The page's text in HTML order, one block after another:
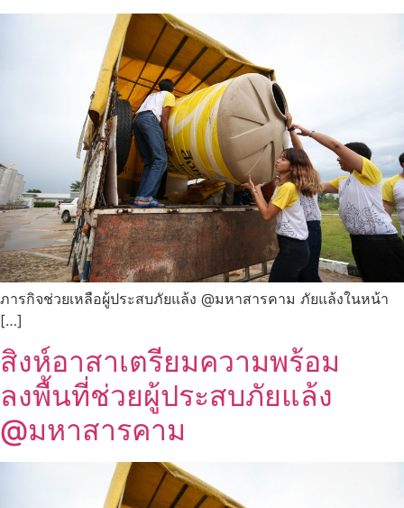
ภารกิจช่วยเหลือผู้ประสบภัยแล้ง @มหาสารคาม ภัยแล้งในหน้า
[…]
สิงห์อาสาเตรียมความพร้อม
ลงพื้นที่ช่วยผู้ประสบภัยแล้ง
@มหาสารคาม